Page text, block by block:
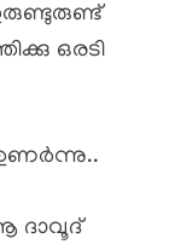
ഒരടി
ഉണർന്നു..
ദാവൂദ്